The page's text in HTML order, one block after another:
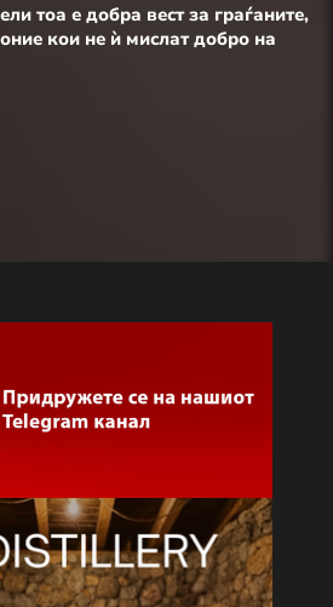
тоа е добра вест за граѓаните,
кои не ѝ мислат добро на